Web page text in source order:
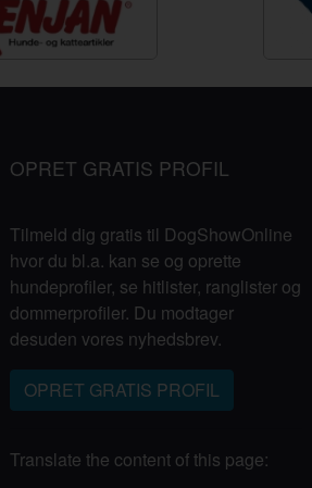
OPRET GRATIS PROFIL
Tilmeld dig gratis til DogShowOnline
hvor du bl.a. kan se og oprette
hundeprofiler, se hitlister, ranglister og
dommerprofiler. Du modtager
desuden vores nyhedsbrev.
OPRET GRATIS PROFIL
Translate the content of this page: